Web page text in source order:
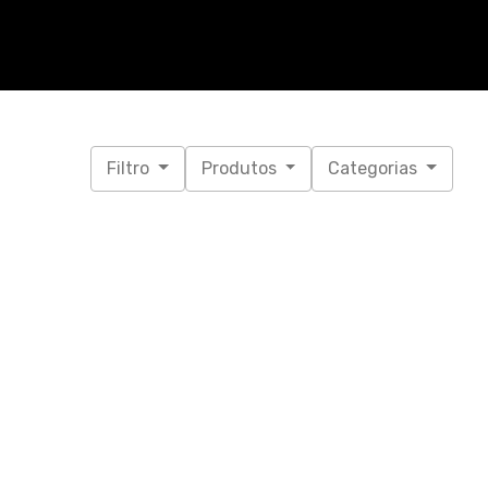
Filtro Produtos Categorias